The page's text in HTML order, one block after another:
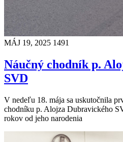
MÁJ 19, 2025 1491
Náučný chodník p.
SVD
V nedeľu 18. mája sa uskutočnila
chodníku p. Alojza Dubravického
rokov od jeho narodenia